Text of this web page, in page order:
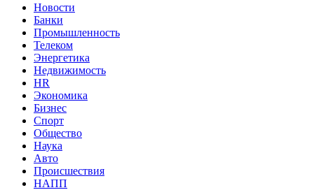
Новости
Банки
Промышленность
Телеком
Энергетика
Недвижимость
HR
Экономика
Бизнес
Спорт
Общество
Наука
Авто
Происшествия
НАПП